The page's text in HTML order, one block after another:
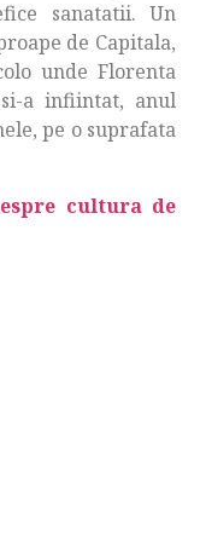
sanatatii. Un
de Capitala,
unde Florenta
a infiintat, anul
pe o suprafata
cultura de